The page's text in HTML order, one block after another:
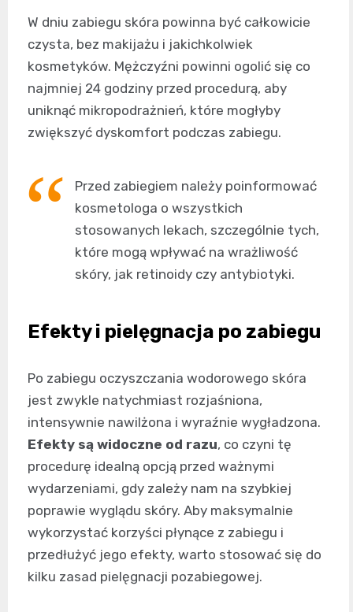
W dniu zabiegu skóra powinna być całkowicie
czysta, bez makijażu i jakichkolwiek
kosmetyków. Mężczyźni powinni ogolić się co
najmniej 24 godziny przed procedurą, aby
uniknąć mikropodrażnień, które mogłyby
zwiększyć dyskomfort podczas zabiegu.
Przed zabiegiem należy poinformować
kosmetologa o wszystkich
stosowanych lekach, szczególnie tych,
które mogą wpływać na wrażliwość
skóry, jak retinoidy czy antybiotyki.
Efekty i pielęgnacja po zabiegu
Po zabiegu oczyszczania wodorowego skóra
jest zwykle natychmiast rozjaśniona,
intensywnie nawilżona i wyraźnie wygładzona.
Efekty są widoczne od razu, co czyni tę
procedurę idealną opcją przed ważnymi
wydarzeniami, gdy zależy nam na szybkiej
poprawie wyglądu skóry. Aby maksymalnie
wykorzystać korzyści płynące z zabiegu i
przedłużyć jego efekty, warto stosować się do
kilku zasad pielęgnacji pozabiegowej.